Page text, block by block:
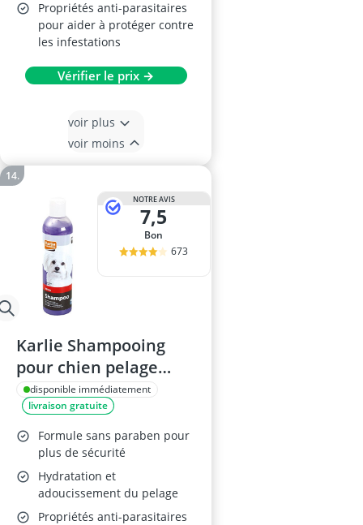
Propriétés anti-parasitaires
pour aider à protéger contre
les infestations
Vérifier le prix →
voir plus
voir moins
NOTRE AVIS
7,5
Bon
673
Karlie Shampooing
pour chien pelage
blanc 300 ml
disponible immédiatement
livraison gratuite
Formule sans paraben pour
plus de sécurité
Hydratation et
adoucissement du pelage
Propriétés anti-parasitaires